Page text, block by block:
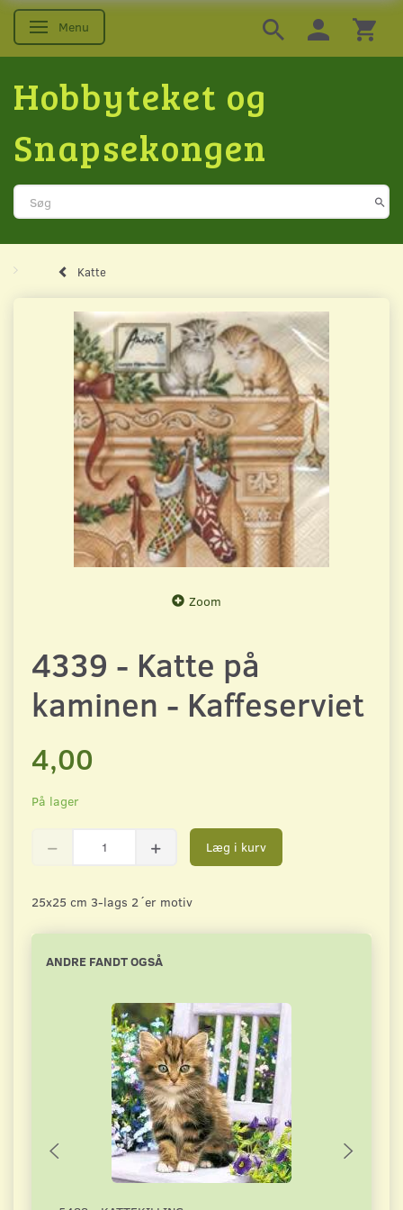
Skifte navigation
Menu
Hobbyteket og
Snapsekongen
Katte
Zoom
4339 - Katte på
kaminen - Kaffeserviet
4,00
På lager
Læg i kurv
25x25 cm 3-lags 2´er motiv
ANDRE FANDT OGSÅ